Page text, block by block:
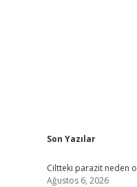
Sidebar
Son Yazılar
Ciltteki parazit neden
Ağustos 6, 2026